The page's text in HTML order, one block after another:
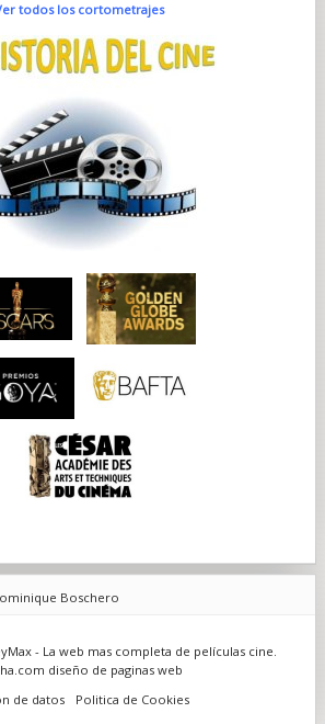
todos los cortometrajes
Boschero
- La web mas completa de películas cine.
diseño de paginas web
de datos Politica de Cookies